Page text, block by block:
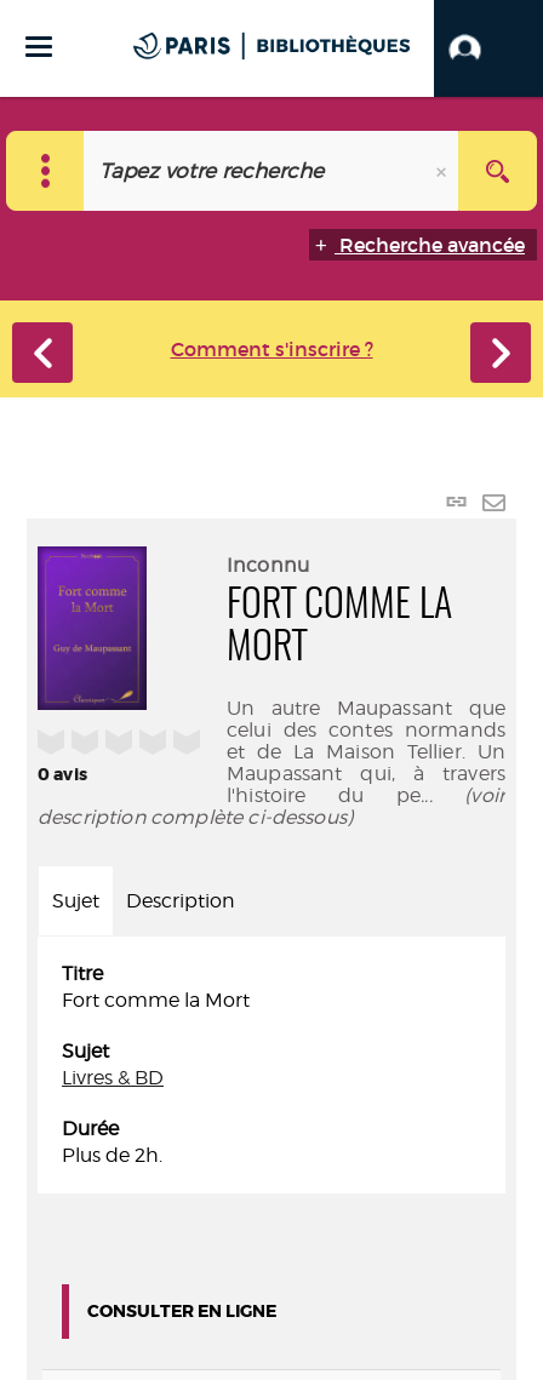
Recherche avancée
Comment s'inscrire ?
Lien
0avis
Inconnu
FORT COMME LA
MORT
Un autre Maupassant que
celui des contes normands
et de La Maison Tellier. Un
Maupassant qui, à travers
l'histoire du pe... (voir
description complète ci-dessous)
Sujet Description
Titre
Fort comme la Mort
Sujet
Livres & BD
Durée
Plus de 2h.
CONSULTER EN LIGNE